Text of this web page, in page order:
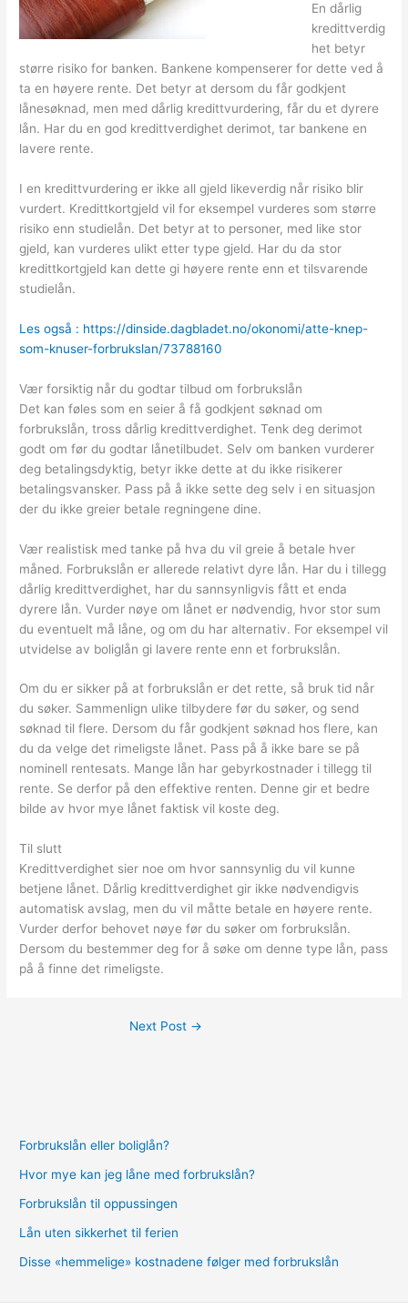
En dårlig
kredittverdig
het betyr
større risiko for banken. Bankene kompenserer for dette ved å
ta en høyere rente. Det betyr at dersom du får godkjent
lånesøknad, men med dårlig kredittvurdering, får du et dyrere
lån. Har du en god kredittverdighet derimot, tar bankene en
lavere rente.
I en kredittvurdering er ikke all gjeld likeverdig når risiko blir
vurdert. Kredittkortgjeld vil for eksempel vurderes som større
risiko enn studielån. Det betyr at to personer, med like stor
gjeld, kan vurderes ulikt etter type gjeld. Har du da stor
kredittkortgjeld kan dette gi høyere rente enn et tilsvarende
studielån.
Les også : https://dinside.dagbladet.no/okonomi/atte-knep-
som-knuser-forbrukslan/73788160
Vær forsiktig når du godtar tilbud om forbrukslån
Det kan føles som en seier å få godkjent søknad om
forbrukslån, tross dårlig kredittverdighet. Tenk deg derimot
godt om før du godtar lånetilbudet. Selv om banken vurderer
deg betalingsdyktig, betyr ikke dette at du ikke risikerer
betalingsvansker. Pass på å ikke sette deg selv i en situasjon
der du ikke greier betale regningene dine.
Vær realistisk med tanke på hva du vil greie å betale hver
måned. Forbrukslån er allerede relativt dyre lån. Har du i tillegg
dårlig kredittverdighet, har du sannsynligvis fått et enda
dyrere lån. Vurder nøye om lånet er nødvendig, hvor stor sum
du eventuelt må låne, og om du har alternativ. For eksempel vil
utvidelse av boliglån gi lavere rente enn et forbrukslån.
Om du er sikker på at forbrukslån er det rette, så bruk tid når
du søker. Sammenlign ulike tilbydere før du søker, og send
søknad til flere. Dersom du får godkjent søknad hos flere, kan
du da velge det rimeligste lånet. Pass på å ikke bare se på
nominell rentesats. Mange lån har gebyrkostnader i tillegg til
rente. Se derfor på den effektive renten. Denne gir et bedre
bilde av hvor mye lånet faktisk vil koste deg.
Til slutt
Kredittverdighet sier noe om hvor sannsynlig du vil kunne
betjene lånet. Dårlig kredittverdighet gir ikke nødvendigvis
automatisk avslag, men du vil måtte betale en høyere rente.
Vurder derfor behovet nøye før du søker om forbrukslån.
Dersom du bestemmer deg for å søke om denne type lån, pass
på å finne det rimeligste.
Next Post →
Forbrukslån eller boliglån?
Hvor mye kan jeg låne med forbrukslån?
Forbrukslån til oppussingen
Lån uten sikkerhet til ferien
Disse «hemmelige» kostnadene følger med forbrukslån